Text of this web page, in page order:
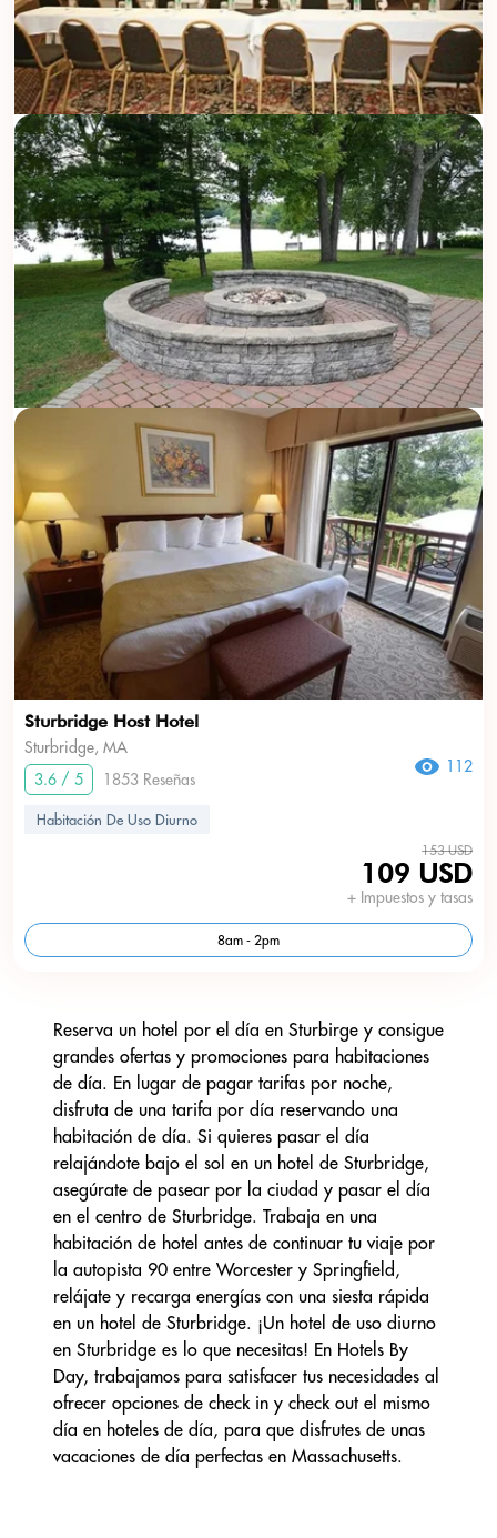
Sturbridge Host Hotel
Sturbridge, MA
3.6 / 5
1853 Reseñas
112
Habitación De Uso Diurno
153 USD
109 USD
+ Impuestos y tasas
8am - 2pm
Reserva un hotel por el día en Sturbirge y consigue
grandes ofertas y promociones para habitaciones
de día. En lugar de pagar tarifas por noche,
disfruta de una tarifa por día reservando una
habitación de día. Si quieres pasar el día
relajándote bajo el sol en un hotel de Sturbridge,
asegúrate de pasear por la ciudad y pasar el día
en el centro de Sturbridge. Trabaja en una
habitación de hotel antes de continuar tu viaje por
la autopista 90 entre Worcester y Springfield,
relájate y recarga energías con una siesta rápida
en un hotel de Sturbridge. ¡Un hotel de uso diurno
en Sturbridge es lo que necesitas! En Hotels By
Day, trabajamos para satisfacer tus necesidades al
ofrecer opciones de check in y check out el mismo
día en hoteles de día, para que disfrutes de unas
vacaciones de día perfectas en Massachusetts.